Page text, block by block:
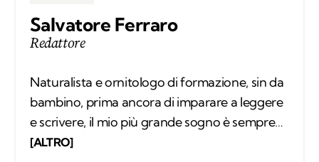
Salvatore Ferraro
Redattore
Naturalista e ornitologo di formazione, sin da
bambino, prima ancora di imparare a leggere
e scrivere, il mio più grande sogno è sempre
stato quello di conoscere tutto sugli animali e
[ALTRO]